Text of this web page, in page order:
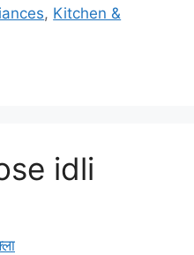
, Kitchen &
idli